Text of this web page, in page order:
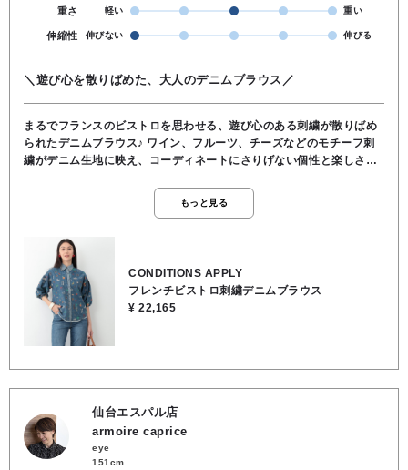
重さ 軽い 重い
伸縮性 伸びない 伸びる
＼遊び心を散りばめた、大人のデニムブラウス／
まるでフランスのビストロを思わせる、遊び心のある刺繍が散りばめ
られたデニムブラウス♪ ワイン、フルーツ、チーズなどのモチーフ刺
繍がデニム生地に映え、コーディネートにさりげない個性と楽しさを
らかな着心地が魅力。着るほどに馴染み、デイリーに気軽に取り入れ
られる一枚です。ふんわりとしたボリュームスリーブが女性らしいシ
る、大人の遊び心を感じるブラウスです。●裏地なし●コットン100％●
お洗濯可
もっと見る
CONDITIONS APPLY
フレンチビストロ刺繍デニムブラウス
¥ 22,165
仙台エスパル店
armoire caprice
eye
151cm